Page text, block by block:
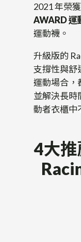
2021 年榮獲
AWARD 運
運動襪。
升級版的
支撐性與舒
運動場合，
並解決長時
動者衣櫃中
4大